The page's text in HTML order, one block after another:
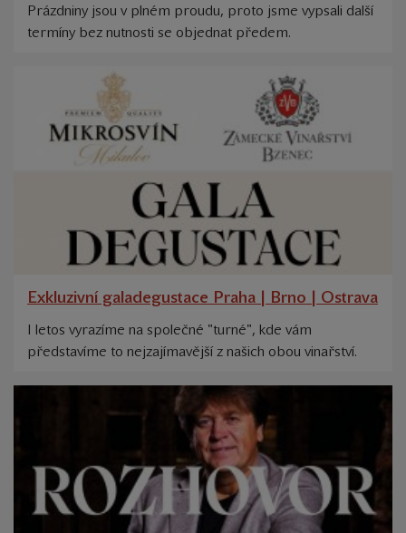
Prázdniny jsou v plném proudu, proto jsme vypsali další
termíny bez nutnosti se objednat předem.
Exkluzivní galadegustace Praha | Brno | Ostrava
I letos vyrazíme na společné "turné", kde vám
představíme to nejzajímavější z našich obou vinařství.